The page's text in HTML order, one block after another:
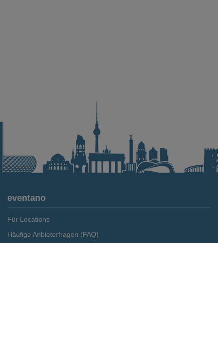
eventano
Für Locations
Häufige Anbieterfragen (FAQ)